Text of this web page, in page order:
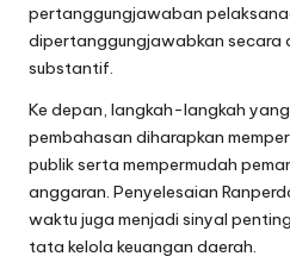
pertanggungjawaban
dipertanggungjawabkan secara
substantif.
Ke depan, langkah-langkah
pembahasan diharapkan
publik serta mempermudah
anggaran. Penyelesaian
waktu juga menjadi sinyal
tata kelola keuangan daerah.